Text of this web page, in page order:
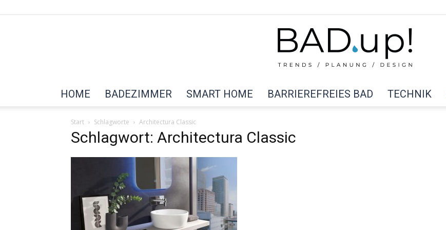
HOME BADEZIMMER SMART HOME BARRIEREFREIES BAD TECHNIK
Start Schlagworte Architectura Classic
Schlagwort: Architectura Classic